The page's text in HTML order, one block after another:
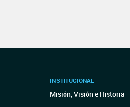
INSTITUCIONAL
Misión, Visión e Historia